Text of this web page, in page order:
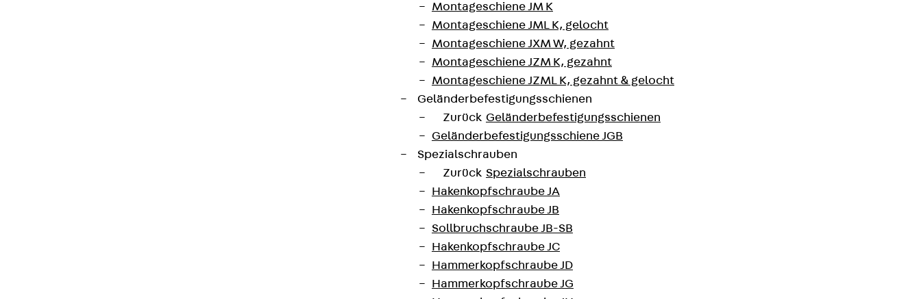
Montageschiene JM K
Montageschiene JML K, gelocht
Montageschiene JXM W, gezahnt
Montageschiene JZM K, gezahnt
Montageschiene JZML K, gezahnt & gelocht
Geländerbefestigungsschienen
Zurück Geländerbefestigungsschienen
Geländerbefestigungsschiene JGB
Spezialschrauben
Zurück Spezialschrauben
Hakenkopfschraube JA
Hakenkopfschraube JB
Sollbruchschraube JB-SB
Hakenkopfschraube JC
Hammerkopfschraube JD
Hammerkopfschraube JG
Durch den Ortsteil Schwamendingen in Zürich führt eine der verkehrsreichsten Straßen der Schweiz. Über 120.000 Fahrzeuge
belasten täglich das Wohngebiet. Ziel der Einhausung ist es, Beeinträchtigungen der Wohn- und Lebensqualität, vor allem
ARGE EHS Partner: Implenia Schweiz AG, Zürich; Marti AG Bauunternehmung, Zürich; Walo Bertschinger AG, Schlieren; Anliker AG, Emmenbrücke